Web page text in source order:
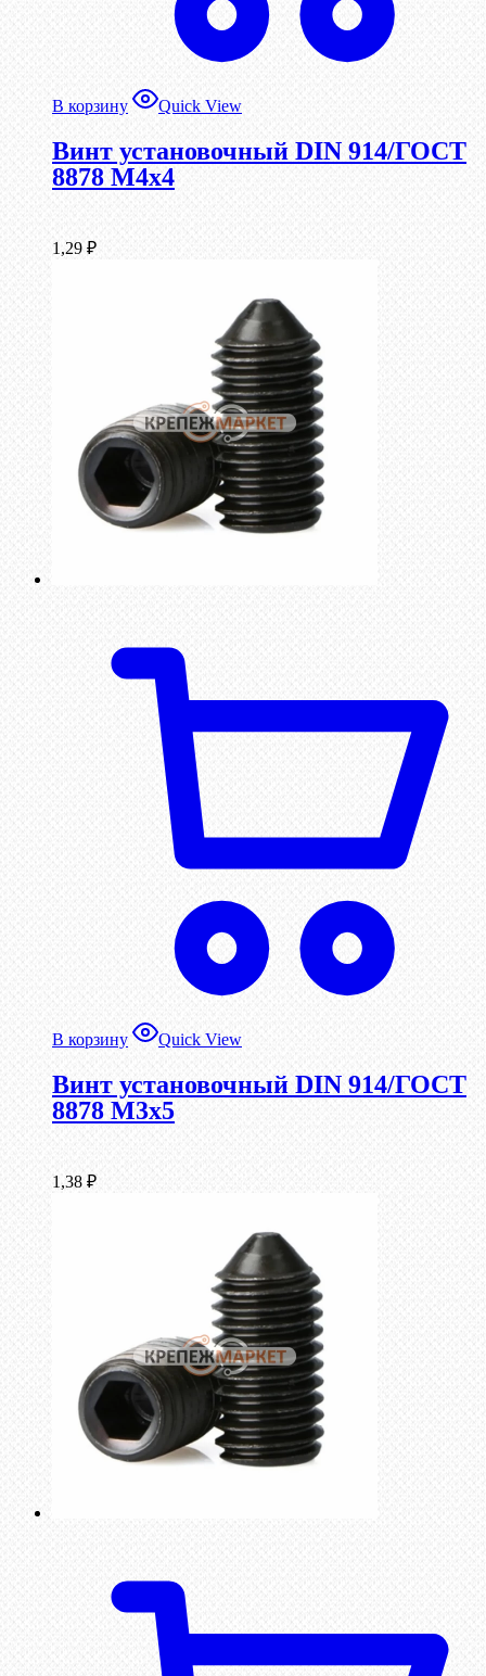
В корзину Quick View
Винт установочный DIN 914/ГОСТ
8878 M4x4
1,29 ₽
В корзину Quick View
Винт установочный DIN 914/ГОСТ
8878 M3x5
1,38 ₽